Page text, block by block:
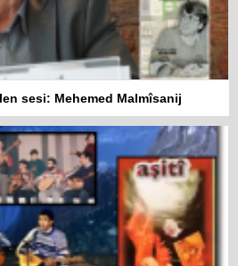
sesi: Mehemed Malmîsanij